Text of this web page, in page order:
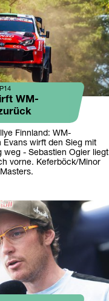
WM-
Finnland: WM-
Evans wirft den Sieg mit
weg - Sebastien Ogier liegt
vorne. Keferböck/Minor